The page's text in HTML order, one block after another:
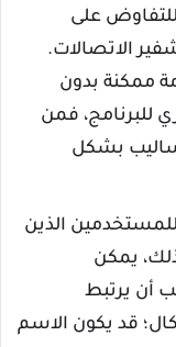
للتفاوض على
الاتصالات.
ممكنة بدون
للبرنامج، فمن
بشكل
الذين
يمكن
أن يرتبط
قد يكون الاسم